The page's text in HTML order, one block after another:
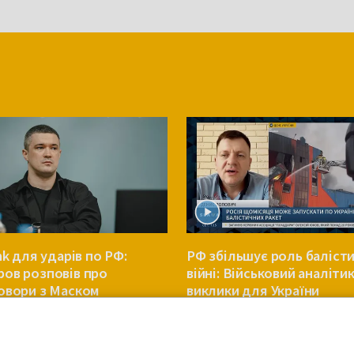
для ударів по РФ:
розповів про
з Маском
РФ збільшує роль
війні: Військовий
виклики для України